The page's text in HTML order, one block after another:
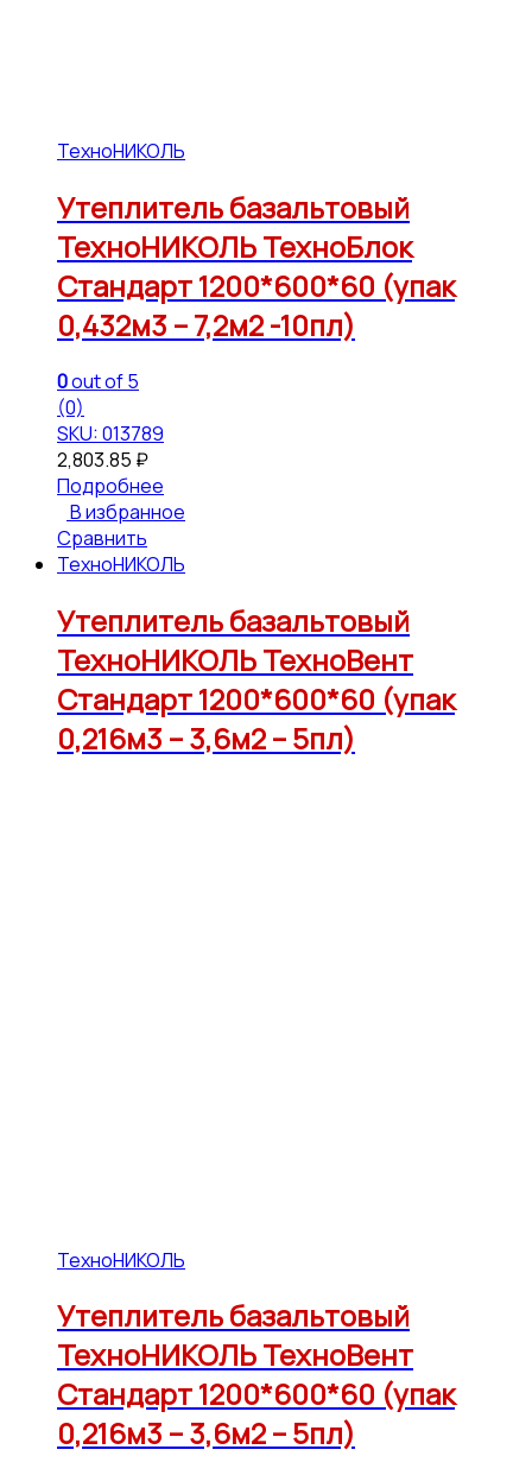
ТехноНИКОЛЬ
Утеплитель базальтовый
ТехноНИКОЛЬ ТехноБлок
Стандарт 1200*600*60 (упак
0,432м3 – 7,2м2 -10пл)
0out of 5
(0)
SKU: 013789
2,803.85 ₽
Подробнее
В избранное
Сравнить
ТехноНИКОЛЬ
Утеплитель базальтовый
ТехноНИКОЛЬ ТехноВент
Стандарт 1200*600*60 (упак
0,216м3 – 3,6м2 – 5пл)
ТехноНИКОЛЬ
Утеплитель базальтовый
ТехноНИКОЛЬ ТехноВент
Стандарт 1200*600*60 (упак
0,216м3 – 3,6м2 – 5пл)